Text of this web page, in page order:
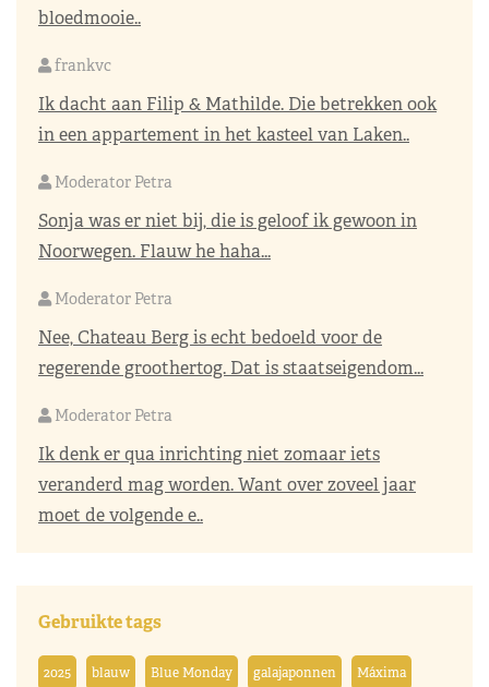
bloedmooie..
frankvc
Ik dacht aan Filip & Mathilde. Die betrekken ook
in een appartement in het kasteel van Laken..
Moderator Petra
Sonja was er niet bij, die is geloof ik gewoon in
Noorwegen. Flauw he haha...
Moderator Petra
Nee, Chateau Berg is echt bedoeld voor de
regerende groothertog. Dat is staatseigendom...
Moderator Petra
Ik denk er qua inrichting niet zomaar iets
veranderd mag worden. Want over zoveel jaar
moet de volgende e..
Gebruikte tags
2025 blauw Blue Monday galajaponnen Máxima